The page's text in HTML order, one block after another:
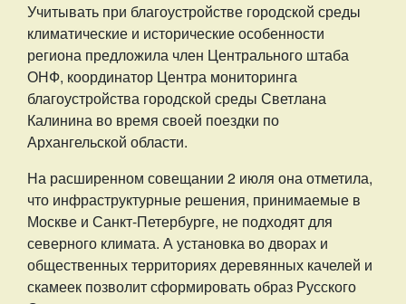
Учитывать при благоустройстве городской среды
климатические и исторические особенности
региона предложила член Центрального штаба
ОНФ, координатор Центра мониторинга
благоустройства городской среды Светлана
Калинина во время своей поездки по
Архангельской области.
На расширенном совещании 2 июля она отметила,
что инфраструктурные решения, принимаемые в
Москве и Санкт-Петербурге, не подходят для
северного климата. А установка во дворах и
общественных территориях деревянных качелей и
скамеек позволит сформировать образ Русского